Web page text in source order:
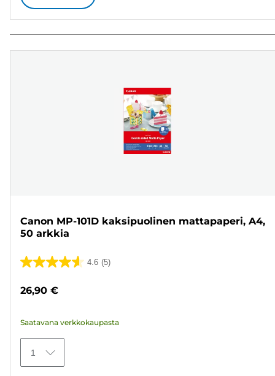
Canon MP-101D kaksipuolinen mattapaperi, A4,
50 arkkia
4.6 (5)
4.6/5
26,90 €
Saatavana verkkokaupasta
1